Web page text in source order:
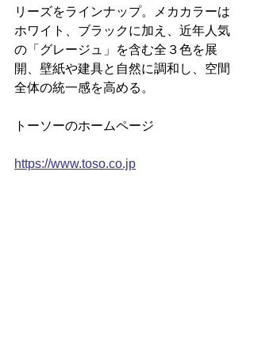
リーズをラインナップ。メカカラーは
ホワイト、ブラックに加え、近年人気
の「グレージュ」を含む全３色を展
開、壁紙や建具と自然に調和し、空間
全体の統一感を高める。
トーソーのホームページ
https://www.toso.co.jp